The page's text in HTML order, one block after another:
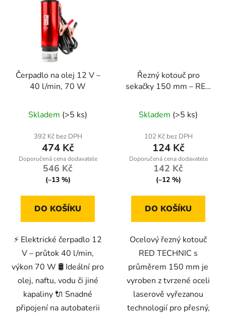
Čerpadlo na olej 12 V –
40 l/min, 70 W
hodnocení
produktu
je
4,0
z
hvězdiček.
Skladem (>5 ks)
392 Kč bez DPH
474 Kč
546 Kč
(–13 %)
DO KOŠÍKU
⚡ Elektrické čerpadlo 12
V – průtok 40 l/min,
výkon 70 W 🛢️ Ideální pro
olej, naftu, vodu či jiné
kapaliny 🔌 Snadné
připojení na autobaterii
Řezný kotouč pro
sekačky 150 mm – RED
Skladem (>5 ks)
102 Kč bez DPH
124 Kč
142 Kč
(–12 %)
DO KOŠÍKU
Ocelový řezný kotouč
RED TECHNIC s
průměrem 150 mm je
vyroben z tvrzené oceli
laserově vyřezanou
technologií pro přesný,